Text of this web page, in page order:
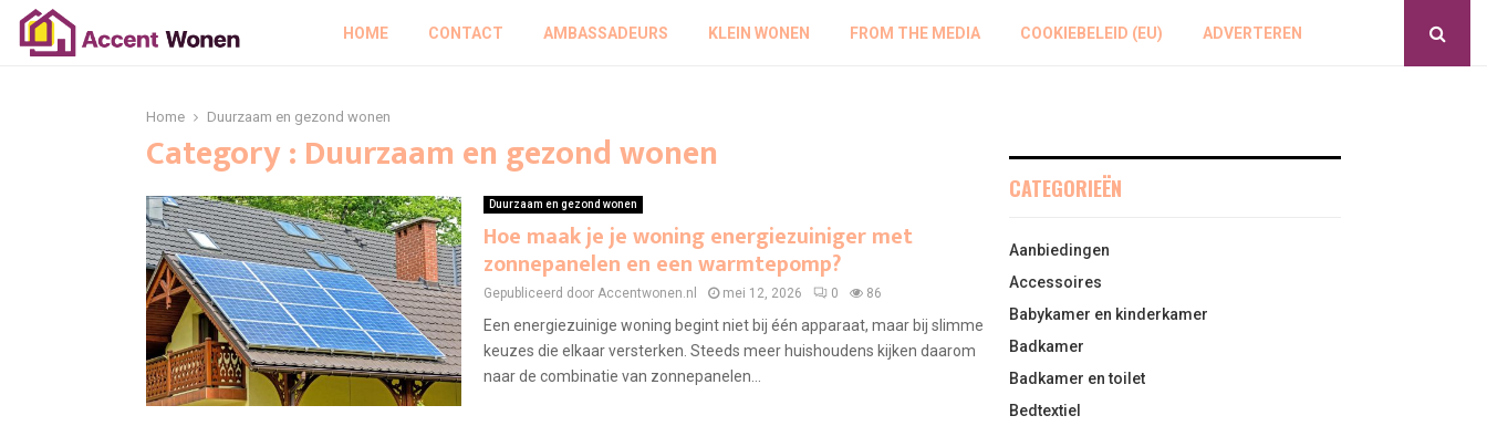
HOME CONTACT AMBASSADEURS KLEIN WONEN FROM THE MEDIA COOKIEBELEID (EU) ADVERTEREN
Home Duurzaam en gezond wonen
Category : Duurzaam en gezond wonen
Duurzaam en gezond wonen
Hoe maak je je woning energiezuiniger met
zonnepanelen en een warmtepomp?
Gepubliceerd door Accentwonen.nl mei 12, 2026 0 86
Een energiezuinige woning begint niet bij één apparaat, maar bij slimme
keuzes die elkaar versterken. Steeds meer huishoudens kijken daarom
naar de combinatie van zonnepanelen...
CATEGORIEËN
Aanbiedingen
Accessoires
Babykamer en kinderkamer
Badkamer
Badkamer en toilet
Bedtextiel